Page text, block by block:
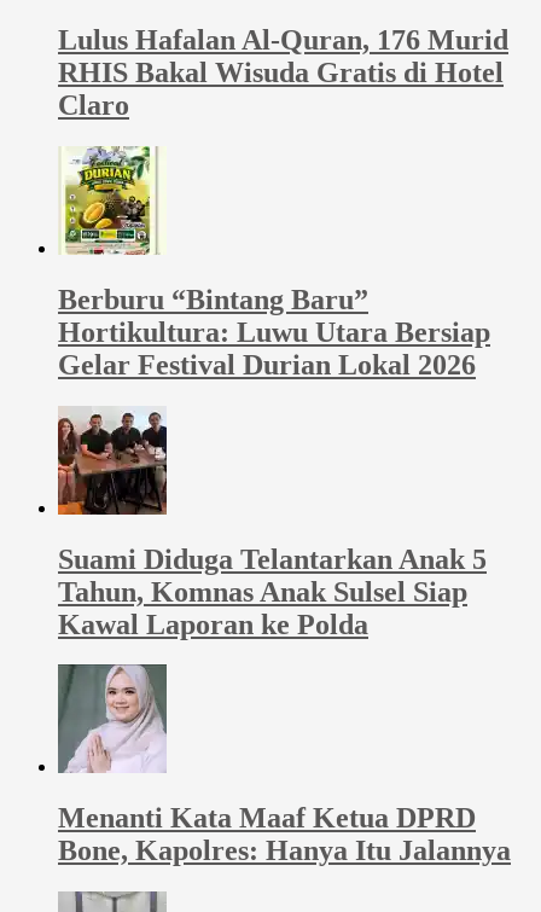
Lulus Hafalan Al-Quran, 176 Murid
RHIS Bakal Wisuda Gratis di Hotel
Claro
Berburu “Bintang Baru”
Hortikultura: Luwu Utara Bersiap
Gelar Festival Durian Lokal 2026
Suami Diduga Telantarkan Anak 5
Tahun, Komnas Anak Sulsel Siap
Kawal Laporan ke Polda
Menanti Kata Maaf Ketua DPRD
Bone, Kapolres: Hanya Itu Jalannya